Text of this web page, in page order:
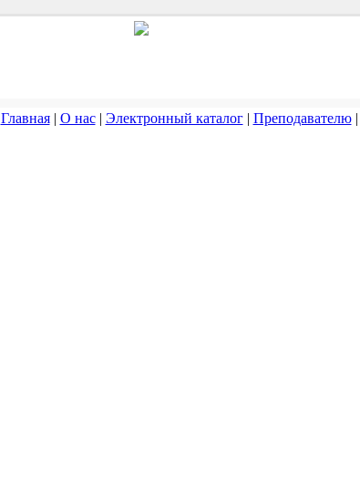
Главная| О нас| Электронный каталог| Преподавателю|